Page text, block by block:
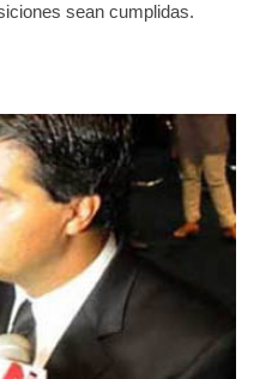
sean cumplidas.